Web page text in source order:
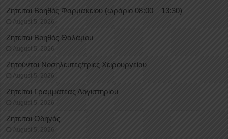
Ζητείται Βοηθός Φαρμακείου (ωράριο 08:00 – 13:30)
August 5, 2026
Ζητείται Βοηθός Θαλάμου
August 5, 2026
Ζητούνται Νοσηλευτές/τριες Χειρουργείου
August 5, 2026
Ζητείται Γραμματέας Λογιστηρίου
August 5, 2026
Ζητείται Οδηγός
August 5, 2026